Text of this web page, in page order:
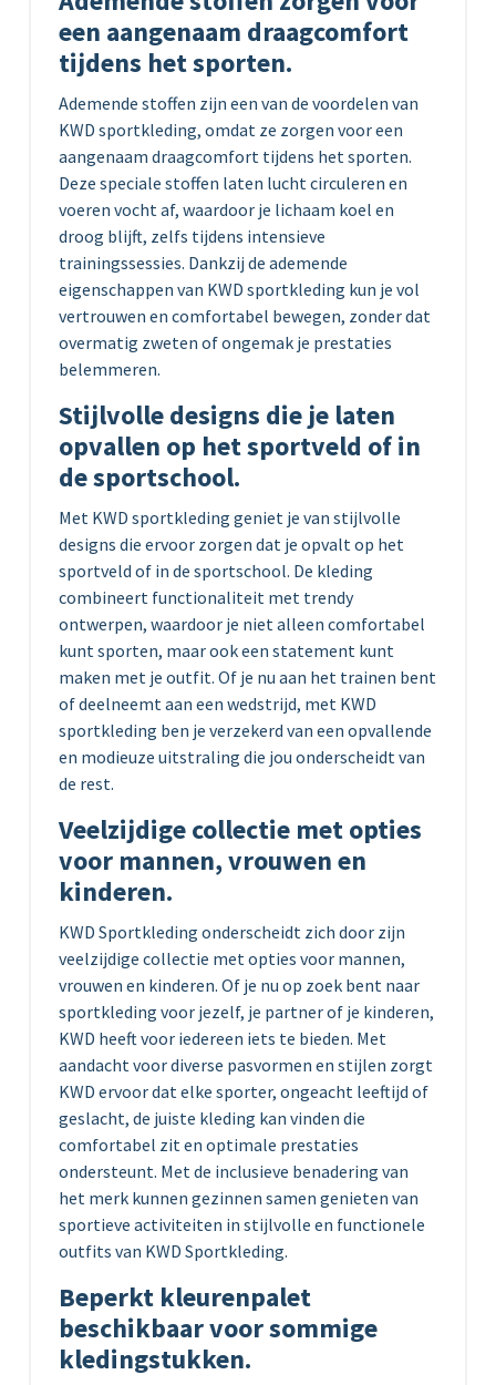
een aangenaam draagcomfort
tijdens het sporten.
Ademende stoffen zijn een van de voordelen van
KWD sportkleding, omdat ze zorgen voor een
aangenaam draagcomfort tijdens het sporten.
Deze speciale stoffen laten lucht circuleren en
voeren vocht af, waardoor je lichaam koel en
droog blijft, zelfs tijdens intensieve
trainingssessies. Dankzij de ademende
eigenschappen van KWD sportkleding kun je vol
vertrouwen en comfortabel bewegen, zonder dat
overmatig zweten of ongemak je prestaties
belemmeren.
Stijlvolle designs die je laten
opvallen op het sportveld of in
de sportschool.
Met KWD sportkleding geniet je van stijlvolle
designs die ervoor zorgen dat je opvalt op het
sportveld of in de sportschool. De kleding
combineert functionaliteit met trendy
ontwerpen, waardoor je niet alleen comfortabel
kunt sporten, maar ook een statement kunt
maken met je outfit. Of je nu aan het trainen bent
of deelneemt aan een wedstrijd, met KWD
sportkleding ben je verzekerd van een opvallende
en modieuze uitstraling die jou onderscheidt van
de rest.
Veelzijdige collectie met opties
voor mannen, vrouwen en
kinderen.
KWD Sportkleding onderscheidt zich door zijn
veelzijdige collectie met opties voor mannen,
vrouwen en kinderen. Of je nu op zoek bent naar
sportkleding voor jezelf, je partner of je kinderen,
KWD heeft voor iedereen iets te bieden. Met
aandacht voor diverse pasvormen en stijlen zorgt
KWD ervoor dat elke sporter, ongeacht leeftijd of
geslacht, de juiste kleding kan vinden die
comfortabel zit en optimale prestaties
ondersteunt. Met de inclusieve benadering van
het merk kunnen gezinnen samen genieten van
sportieve activiteiten in stijlvolle en functionele
outfits van KWD Sportkleding.
Beperkt kleurenpalet
beschikbaar voor sommige
kledingstukken.